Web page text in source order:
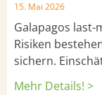
15. Mai 2026
Galapagos last-
Risiken
sichern.
Mehr Details! >